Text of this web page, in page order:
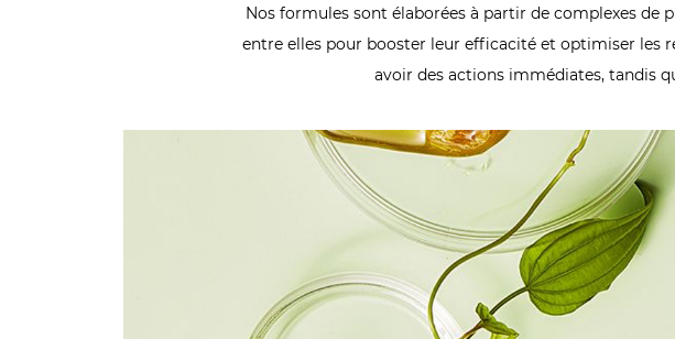
Nos formules sont élaborées à partir de complexes
entre elles pour booster leur efficacité et optimiser les
avoir des actions immédiates, tandis